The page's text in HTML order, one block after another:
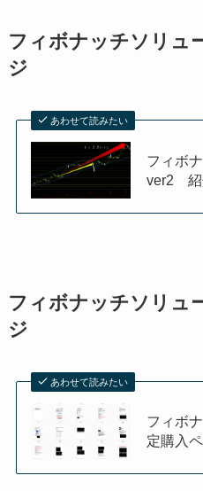
フィボナッチソリ
ジ
あわせて読みたい
フィボ
ver2 紹
フィボナッチソリ
ジ
あわせて読みたい
フィボ
定購入